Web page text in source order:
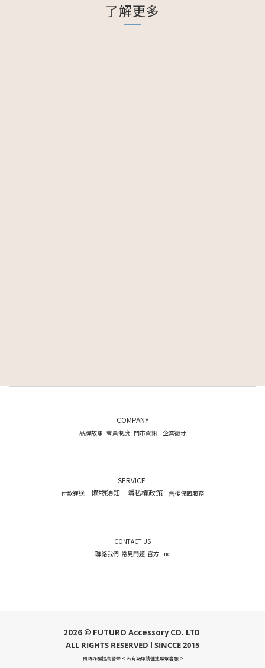
了解更多
COMPANY
品牌故事 會員制度 門市資訊 企業徵才
SERVICE
付款運送 購物須知 隱私權政策 售後保固服務
CONTACT US
聯絡我們 常見問題 官方Line
2026 © FUTURO Accessory CO. LTD
ALL RIGHTS RESERVED l SINCCE 2015
預防詐騙提高警覺 < 若有疑慮請儘速聯繫客服 >